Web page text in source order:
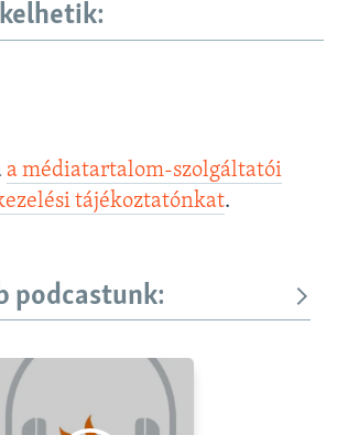
a médiatartalom-szolgáltatói
tájékoztatónkat.
podcastunk: